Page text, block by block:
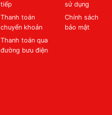
tiếp
Thanh toán
chuyển khoản
Thanh toán qua
đường bưu điện
sử dụng
Chính sách
bảo mật